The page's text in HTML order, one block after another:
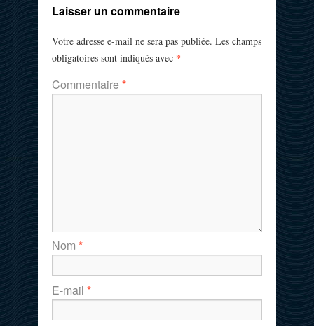
Laisser un commentaire
Votre adresse e-mail ne sera pas publiée. Les champs
obligatoires sont indiqués avec *
Commentaire *
Nom *
E-mail *